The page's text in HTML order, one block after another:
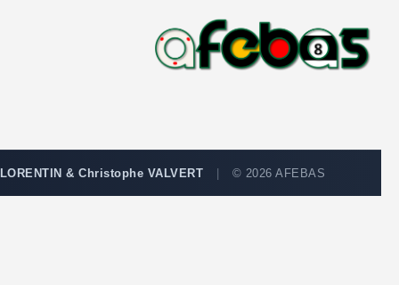
& Christophe VALVERT © 2026 AFEBAS